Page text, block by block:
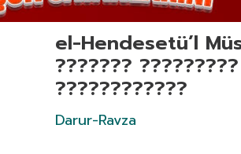
el-Hendesetü’l
???????
????????????
Darur-Ravza